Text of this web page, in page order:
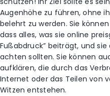
Augenhöhe zu führen, ohne
belehrt zu werden. Sie
dass alles, was sie online
Fußabdruck” beiträgt, und
achten sollten. Sie können
aufklären, die durch das
Internet oder das Teilen von
Witzen entstehen.